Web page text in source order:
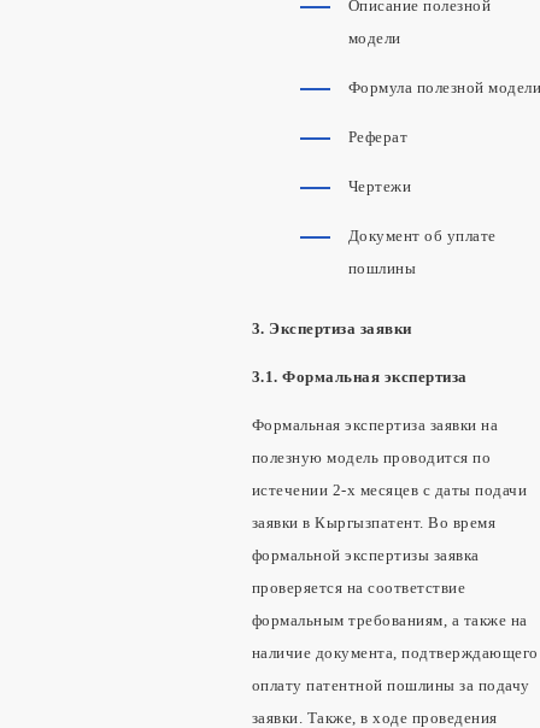
Описание полезной
модели
Формула полезной модели
Реферат
Чертежи
Документ об уплате
пошлины
3. Экспертиза заявки
3.1. Формальная экспертиза
Формальная экспертиза заявки на
полезную модель проводится по
истечении 2-х месяцев с даты подачи
заявки в Кыргызпатент. Во время
формальной экспертизы заявка
проверяется на соответствие
формальным требованиям, а также на
наличие документа, подтверждающего
оплату патентной пошлины за подачу
заявки. Также, в ходе проведения